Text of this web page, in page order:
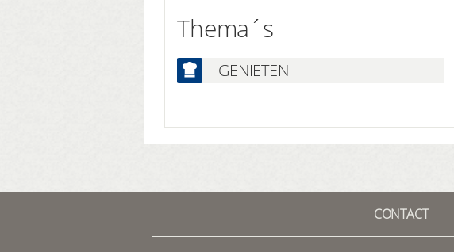
Thema´s
GENIETEN
CONTACT